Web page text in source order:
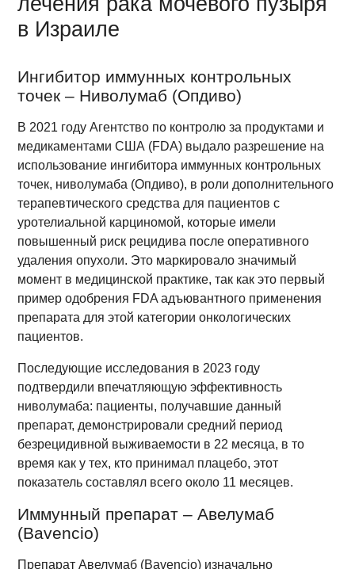
в Израиле
Ингибитор иммунных контрольных
точек – Ниволумаб (Опдиво)
В 2021 году Агентство по контролю за продуктами и
медикаментами США (FDA) выдало разрешение на
использование ингибитора иммунных контрольных
точек, ниволумаба (Опдиво), в роли дополнительного
терапевтического средства для пациентов с
уротелиальной карциномой, которые имели
повышенный риск рецидива после оперативного
удаления опухоли. Это маркировало значимый
момент в медицинской практике, так как это первый
пример одобрения FDA адъювантного применения
препарата для этой категории онкологических
пациентов.
Последующие исследования в 2023 году
подтвердили впечатляющую эффективность
ниволумаба: пациенты, получавшие данный
препарат, демонстрировали средний период
безрецидивной выживаемости в 22 месяца, в то
время как у тех, кто принимал плацебо, этот
показатель составлял всего около 11 месяцев.
Иммунный препарат – Авелумаб
(Bavencio)
Препарат Авелумаб (Bavencio) изначально